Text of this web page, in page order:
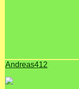
Andreas412